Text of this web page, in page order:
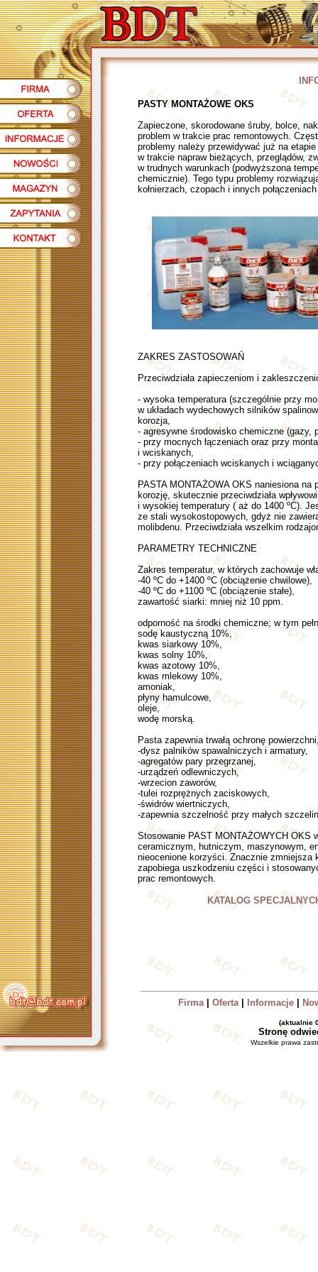
PASTY MONTAŻOWE OKS
Zapieczone, skorodowane śruby, bolce,
problem w trakcie prac remontowych.
problemy należy przewidywać już na
w trakcie napraw bieżących, przeglądów,
w trudnych warunkach (podwyższona
chemicznie). Tego typu problemy
kołnierzach, czopach i innych
ZAKRES ZASTOSOWAŃ
Przeciwdziała zapieczeniom i
- wysoka temperatura (szczególnie przy
w układach wydechowych silników
korozja,
- agresywne środowisko chemiczne (gazy,
- przy mocnych łączeniach oraz przy
i wciskanych,
- przy połączeniach wciskanych i
PASTA MONTAŻOWA OKS naniesiona
korozję, skutecznie przeciwdziała
i wysokiej temperatury ( aż do 1400 ºC).
ze stali wysokostopowych, gdyż nie
molibdenu. Przeciwdziała wszelkim
PARAMETRY TECHNICZNE
Zakres temperatur, w których zachowuje
-40 ºC do +1400 ºC (obciążenie chwilowe),
-40 ºC do +1100 ºC (obciążenie stałe),
zawartość siarki: mniej niż 10 ppm.
odporność na środki chemiczne; w tym
sodę kaustyczną 10%,
kwas siarkowy 10%,
kwas solny 10%,
kwas azotowy 10%,
kwas mlekowy 10%,
amoniak,
płyny hamulcowe,
oleje,
wodę morską.
Pasta zapewnia trwałą ochronę
-dysz palników spawalniczych i armatury,
-agregatów pary przegrzanej,
-urządzeń odlewniczych,
-wrzecion zaworów,
-tulei rozprężnych zaciskowych,
-świdrów wiertniczych,
-zapewnia szczelność przy małych
Stosowanie PAST MONTAŻOWYCH
ceramicznym, hutniczym, maszynowym,
nieocenione korzyści. Znacznie
zapobiega uszkodzeniu części i
prac remontowych.
KATALOG
Firma| Oferta| Informacje|
(aktualnie
Stronę
Wszelkie prawa